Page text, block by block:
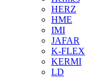
HERZ
HME
IMI
JAFAR
K-FLEX
KERMI
LD